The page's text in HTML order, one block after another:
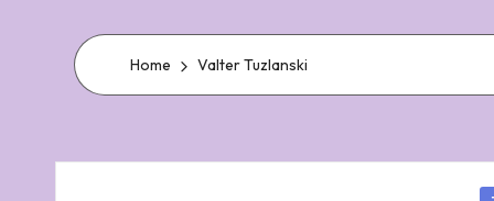
Home Valter Tuzlanski